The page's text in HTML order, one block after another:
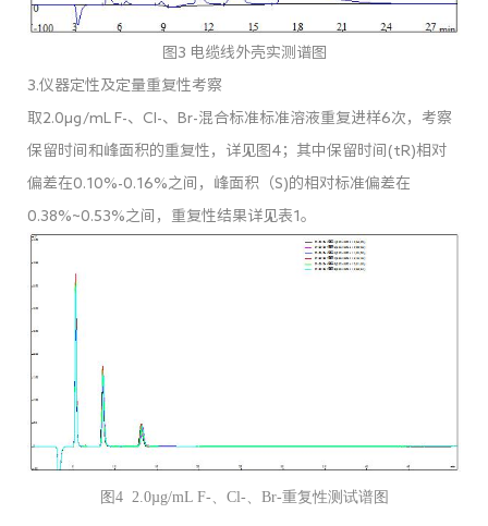
图3 电缆线外壳实测谱图
3.仪器定性及定量重复性考察
取2.0µg/mL F-、Cl-、Br-混合标准标准溶液重复进样6次，考察
保留时间和峰面积的重复性，详见图4；其中保留时间(tR)相对
偏差在0.10%-0.16%之间，峰面积（S)的相对标准偏差在
0.38%~0.53%之间，重复性结果详见表1。
图4 2.0µg/mL F-、Cl-、Br-重复性测试谱图